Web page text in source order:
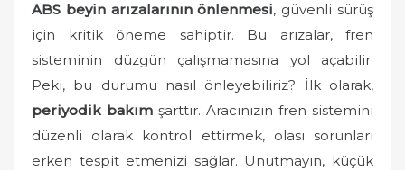
d
o
ABS beyin arızalarının önlenmesi, güvenli sürüş
için kritik öneme sahiptir. Bu arızalar, fren
sisteminin düzgün çalışmamasına yol açabilir.
Peki, bu durumu nasıl önleyebiliriz? İlk olarak,
periyodik bakım şarttır. Aracınızın fren sistemini
düzenli olarak kontrol ettirmek, olası sorunları
erken tespit etmenizi sağlar. Unutmayın, küçük